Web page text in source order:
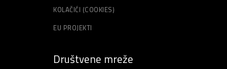
KOLAČIĆI (COOKIES)
EU PROJEKTI
Društvene mreže